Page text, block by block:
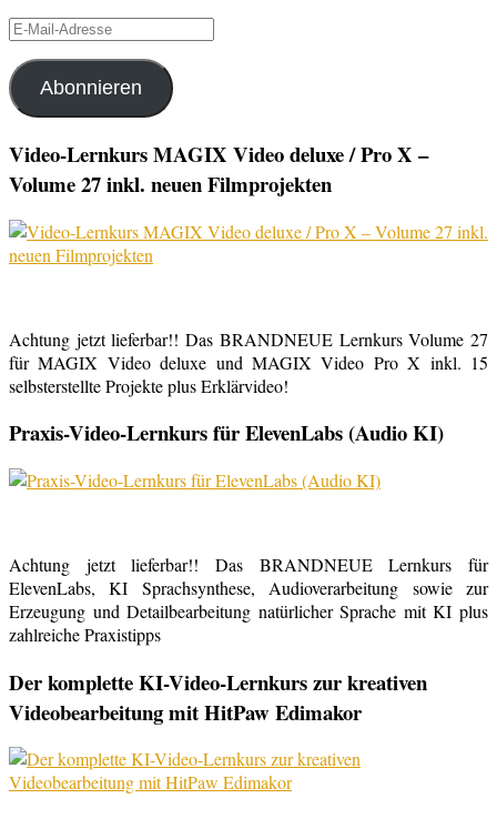
E-
Adresse
Abonnieren
Video-Lernkurs MAGIX Video deluxe / Pro X –
Volume 27 inkl. neuen Filmprojekten
Achtung jetzt lieferbar!! Das BRANDNEUE Lernkurs Volume 27
für MAGIX Video deluxe und MAGIX Video Pro X inkl. 15
selbsterstellte Projekte plus Erklärvideo!
Praxis-Video-Lernkurs für ElevenLabs (Audio KI)
Achtung jetzt lieferbar!! Das BRANDNEUE Lernkurs für
ElevenLabs, KI Sprachsynthese, Audioverarbeitung sowie zur
Erzeugung und Detailbearbeitung natürlicher Sprache mit KI plus
zahlreiche Praxistipps
Der komplette KI-Video-Lernkurs zur kreativen
Videobearbeitung mit HitPaw Edimakor